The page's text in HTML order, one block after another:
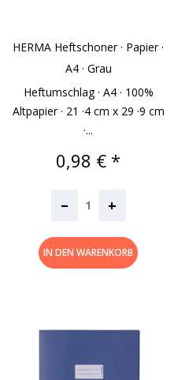
HERMA Heftschoner · Papier ·
A4 · Grau
Heftumschlag · A4 · 100%
Altpapier · 21 ·4 cm x 29 ·9 cm
·...
Preis
0,98 € *
– +
IN DEN WARENKORB